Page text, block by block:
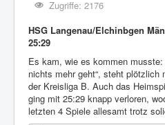
Zugriffe: 2176
HSG Langenau/Elchinbgen
25:29
Es kam, wie es kommen
nichts mehr geht“, steht
der Kreisliga B. Auch das
ging mit 25:29 knapp verloren,
letzten 4 Spiele allesamt trotz